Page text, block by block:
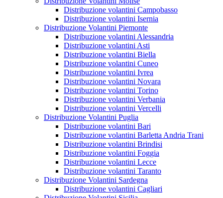
Distribuzione volantini Campobasso
Distribuzione volantini Isernia
Distribuzione Volantini Piemonte
Distribuzione volantini Alessandria
Distribuzione volantini Asti
Distribuzione volantini Biella
Distribuzione volantini Cuneo
Distribuzione volantini Ivrea
Distribuzione volantini Novara
Distribuzione volantini Torino
Distribuzione volantini Verbania
Distribuzione volantini Vercelli
Distribuzione Volantini Puglia
Distribuzione volantini Bari
Distribuzione volantini Barletta Andria Trani
Distribuzione volantini Brindisi
Distribuzione volantini Foggia
Distribuzione volantini Lecce
Distribuzione volantini Taranto
Distribuzione Volantini Sardegna
Distribuzione volantini Cagliari